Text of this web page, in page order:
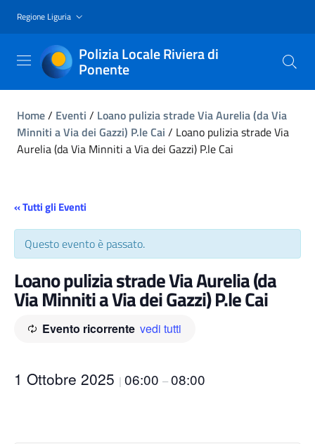
Regione Liguria
Polizia Locale Riviera di
Ponente
Home/ Eventi / Loano pulizia strade Via Aurelia (da Via
Minniti a Via dei Gazzi) P.le Cai / Loano pulizia strade Via
Aurelia (da Via Minniti a Via dei Gazzi) P.le Cai
« Tutti gli Eventi
Questo evento è passato.
Loano pulizia strade Via Aurelia (da
Via Minniti a Via dei Gazzi) P.le Cai
Evento ricorrente vedi tutti
1 Ottobre 2025 | 06:00 –08:00